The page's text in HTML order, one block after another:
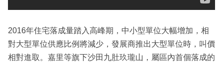
2016年住宅落成量踏入高峰期，中小型單位大幅增加，相
對大型單位供應比例將減少，發展商推出大型單位時，叫價
相對進取。嘉里等旗下沙田九肚玖瓏山，屬區內首個落成的